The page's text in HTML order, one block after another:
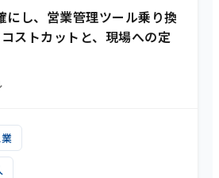
にし、営業管理ツール乗り換
ストカットと、現場への定